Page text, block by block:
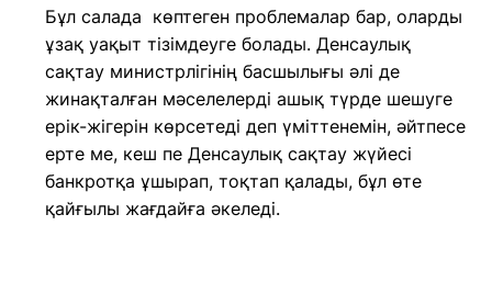
Бұл салада көптеген проблемалар бар, оларды
ұзақ уақыт тізімдеуге болады. Денсаулық
сақтау министрлігінің басшылығы әлі де
жинақталған мәселелерді ашық түрде шешуге
ерік-жігерін көрсетеді деп үміттенемін, әйтпесе
ерте ме, кеш пе Денсаулық сақтау жүйесі
банкротқа ұшырап, тоқтап қалады, бұл өте
қайғылы жағдайға әкеледі.